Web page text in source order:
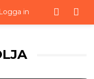
Logga in